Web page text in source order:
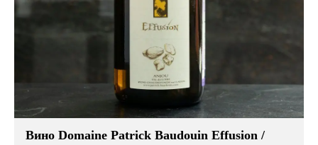
Вино Domaine Patrick Baudouin Effusion /